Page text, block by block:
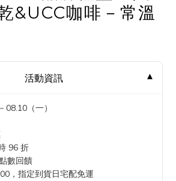
&UCC咖啡－常溫
活動資訊
（一）
96 折
數回饋
，指定到貨日宅配免運